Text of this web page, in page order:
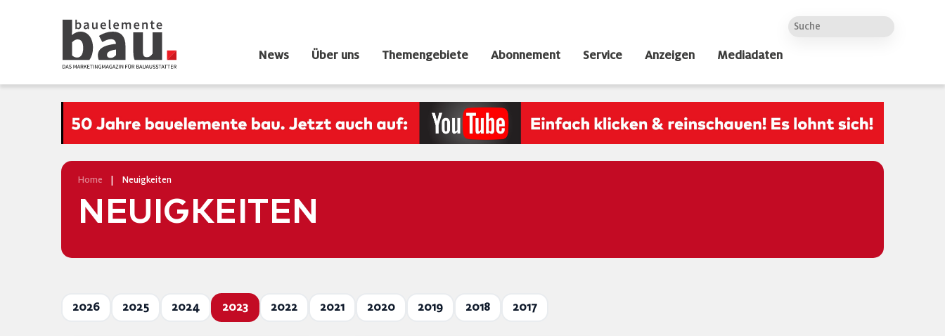
News Über uns Themengebiete Abonnement Service Anzeigen Mediadaten
Home Neuigkeiten
NEUIGKEITEN
2026 2025 2024 2023 2022 2021 2020 2019 2018 2017